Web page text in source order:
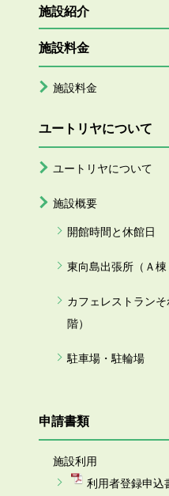
施設紹介
施設料金
施設料金
ユートリヤについて
ユートリヤについて
施設概要
開館時間と休館日
東向島出張所（Ａ棟
カフェレストラン
階）
駐車場・駐輪場
申請書類
施設利用
利用者登録申込